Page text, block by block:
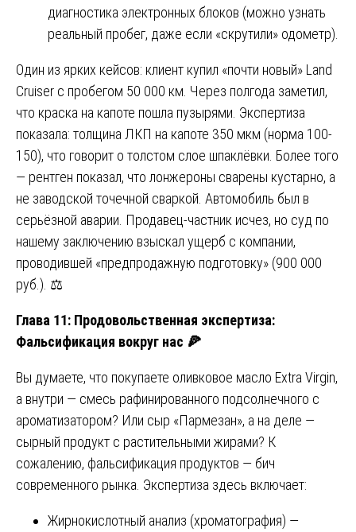
диагностика электронных блоков (можно узнать
реальный пробег, даже если «скрутили» одометр).
Один из ярких кейсов: клиент купил «почти новый» Land
Cruiser с пробегом 50 000 км. Через полгода заметил,
что краска на капоте пошла пузырями. Экспертиза
показала: толщина ЛКП на капоте 350 мкм (норма 100-
150), что говорит о толстом слое шпаклёвки. Более того
— рентген показал, что лонжероны сварены кустарно, а
не заводской точечной сваркой. Автомобиль был в
серьёзной аварии. Продавец-частник исчез, но суд по
нашему заключению взыскал ущерб с компании,
проводившей «предпродажную подготовку» (900 000
руб.). ⚖️
Глава 11: Продовольственная экспертиза:
Фальсификация вокруг нас 🍕
Вы думаете, что покупаете оливковое масло Extra Virgin,
а внутри — смесь рафинированного подсолнечного с
ароматизатором? Или сыр «Пармезан», а на деле —
сырный продукт с растительными жирами? К
сожалению, фальсификация продуктов — бич
современного рынка. Экспертиза здесь включает:
Жирнокислотный анализ (хроматография) —